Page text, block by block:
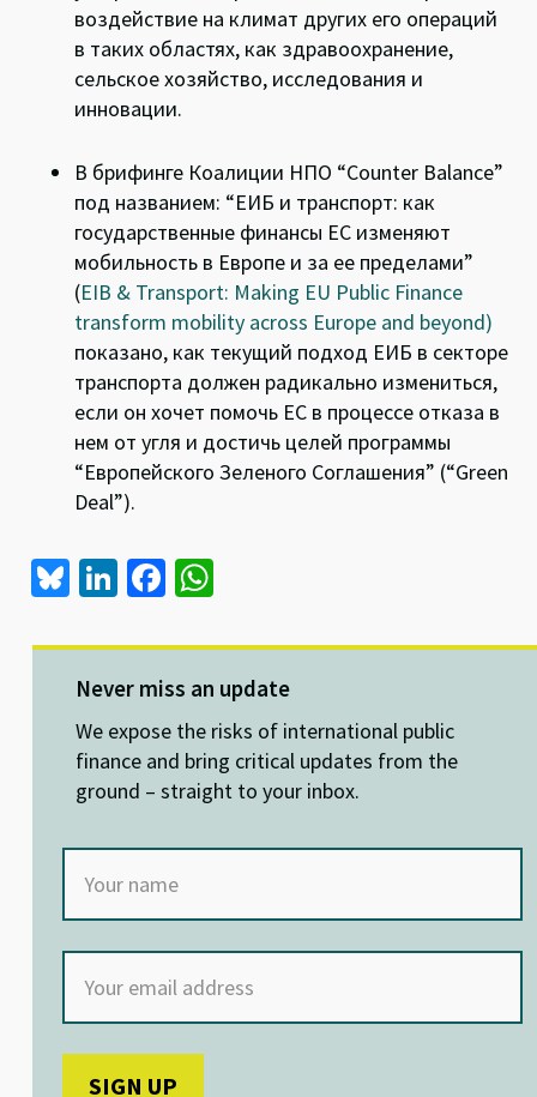
воздействие на климат других его операций
в таких областях, как здравоохранение,
сельское хозяйство, исследования и
инновации.
В брифинге Коалиции НПО “Counter Balance”
под названием: “ЕИБ и транспорт: как
государственные финансы ЕС изменяют
мобильность в Европе и за ее пределами”
(EIB & Transport: Making EU Public Finance
transform mobility across Europe and beyond)
показано, как текущий подход ЕИБ в секторе
транспорта должен радикально измениться,
если он хочет помочь ЕС в процессе отказа в
нем от угля и достичь целей программы
“Европейского Зеленого Соглашения” (“Green
Deal”).
Bl
es
ky
Li
ke
dI
n
Fa
b
o
o
k
at
sA
p
p
Never miss an update
We expose the risks of international public
finance and bring critical updates from the
ground – straight to your inbox.